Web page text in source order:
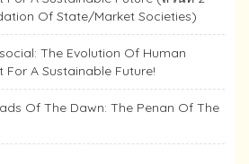
Of State/Market Societies)
The Evolution Of Human
For A Sustainable Future!
Of The Dawn: The Penan Of The